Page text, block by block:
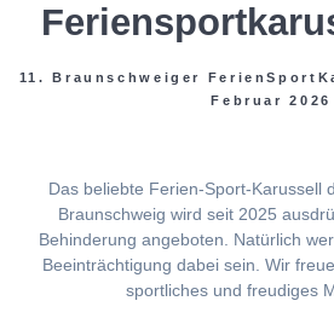
11. Braunschweiger
Februar 2026
Das beliebte Ferien-Sport-Karussell
Braunschweig wird seit 2025
Behinderung angeboten. Natürlich
Beeinträchtigung dabei sein. Wir
sportliches und freudiges